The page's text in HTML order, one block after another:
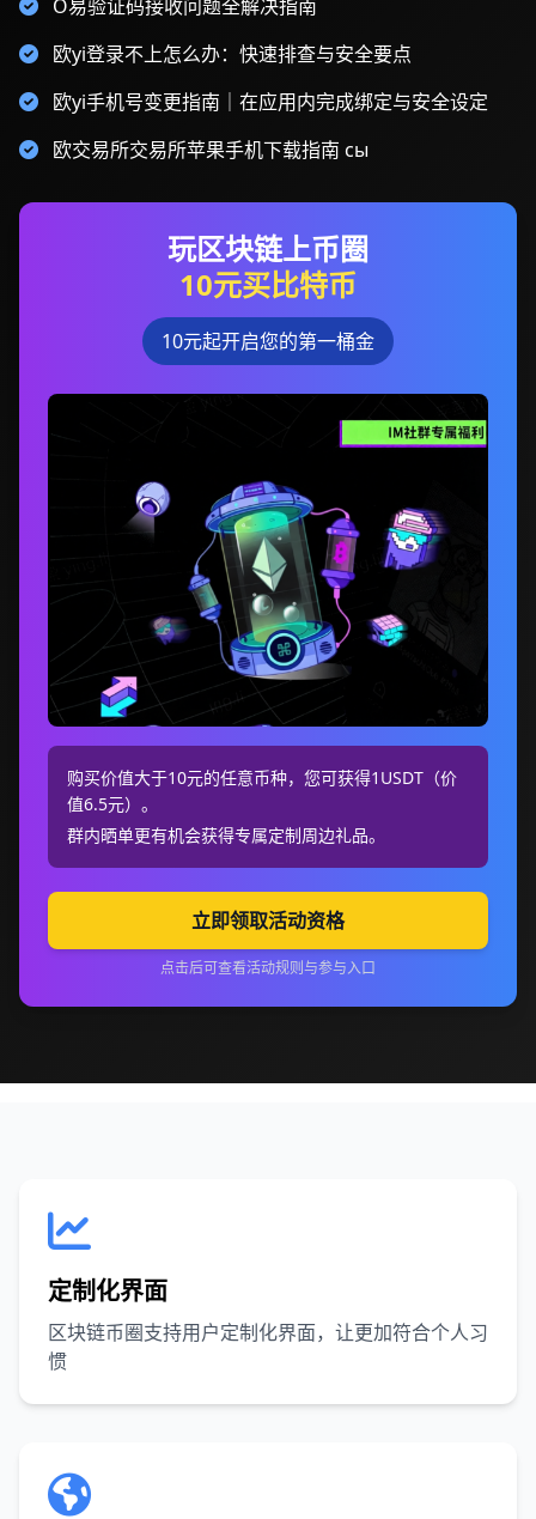
O易验证码接收问题全解决指南
欧yi登录不上怎么办：快速排查与安全要点
欧yi手机号变更指南｜在应用内完成绑定与安全设定
欧交易所交易所苹果手机下载指南 сы
玩区块链上币圈
10元买比特币
10元起开启您的第一桶金
购买价值大于10元的任意币种，您可获得1USDT（价
值6.5元）。
群内晒单更有机会获得专属定制周边礼品。
立即领取活动资格
点击后可查看活动规则与参与入口
定制化界面
区块链币圈支持用户定制化界面，让更加符合个人习
惯